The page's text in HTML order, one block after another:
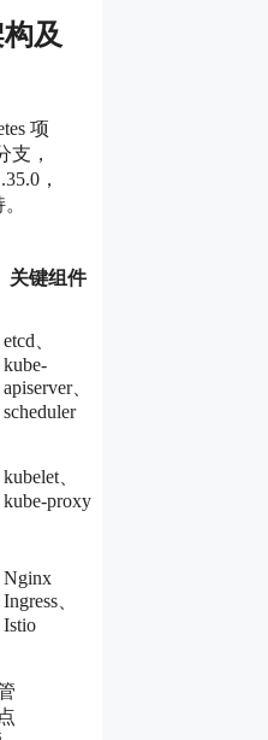
及
项
支，
，
关键组件
etcd、
kube-
apiserver、
scheduler
kubelet、
kube-proxy
Nginx
Ingress、
Istio